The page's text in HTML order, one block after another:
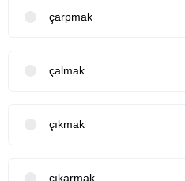
çarpmak
çalmak
çıkmak
çıkarmak